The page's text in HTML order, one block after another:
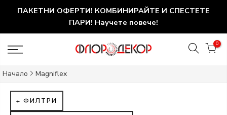
ПАКЕТНИ ОФЕРТИ! КОМБИНИРАЙТЕ И СПЕСТЕТЕ
ПАРИ! Научете повече!
0
Начало Magniflex
+ ФИЛТРИ